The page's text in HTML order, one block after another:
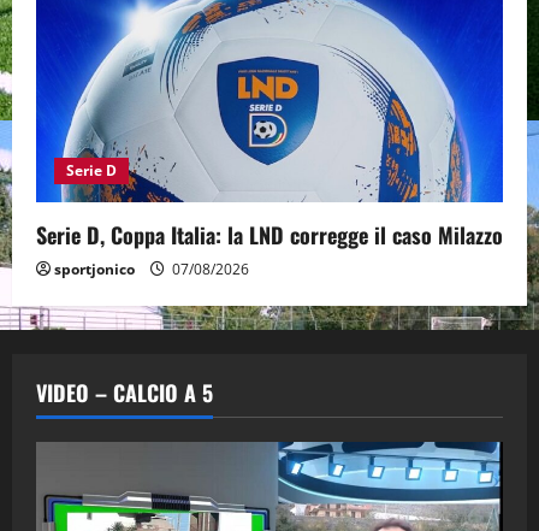
Serie D
Serie D, Coppa Italia: la LND corregge il caso Milazzo
sportjonico 07/08/2026
VIDEO – CALCIO A 5